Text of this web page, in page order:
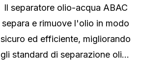
Il separatore olio-acqua ABAC
separa e rimuove l'olio in modo
sicuro ed efficiente, migliorando
gli standard di separazione olio-